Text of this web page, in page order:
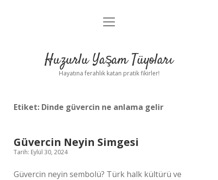
Anasayfa
Yasal Uyarı
menüyü
Huzurlu Yaşam Tüyoları
Hayatına ferahlık katan pratik fikirler!
Etiket: Dinde güvercin ne anlama gelir
Güvercin Neyin Simgesi
Tarih: Eylül 30, 2024
Güvercin neyin sembolü? Türk halk kültürü ve